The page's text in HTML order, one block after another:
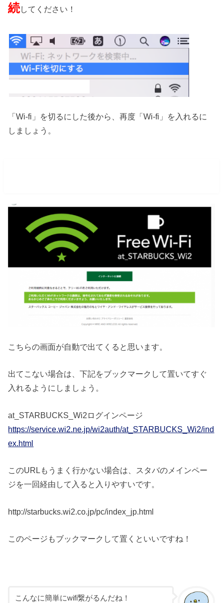
続してください！
「Wi-fi」を切るにした後から、再度「Wi-fi」を入れるに
しましょう。
こちらの画面が自動で出てくると思います。
出てこない場合は、下記をブックマークして置いてすぐ
入れるようにしましょう。
at_STARBUCKS_Wi2ログインページ
https://service.wi2.ne.jp/wi2auth/at_STARBUCKS_Wi2/ind
ex.html
このURLもうまく行かない場合は、スタバのメインペー
ジを一回経由して入ると入りやすいです。
http://starbucks.wi2.co.jp/pc/index_jp.html
このページもブックマークして置くといいですね！
こんなに簡単にwifi繋がるんだね！